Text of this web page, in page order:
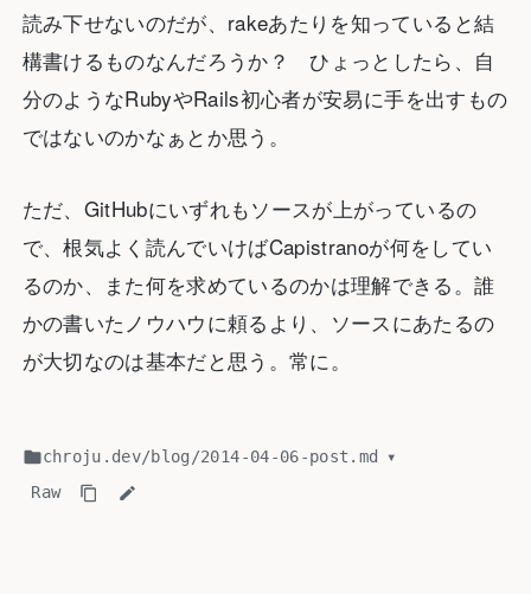
読み下せないのだが、rakeあたりを知っていると結
構書けるものなんだろうか？ ひょっとしたら、自
分のようなRubyやRails初心者が安易に手を出すもの
ではないのかなぁとか思う。
ただ、GitHubにいずれもソースが上がっているの
で、根気よく読んでいけばCapistranoが何をしてい
るのか、また何を求めているのかは理解できる。誰
かの書いたノウハウに頼るより、ソースにあたるの
が大切なのは基本だと思う。常に。
chroju.dev/blog /2014-04-06-post.md
▾
Raw